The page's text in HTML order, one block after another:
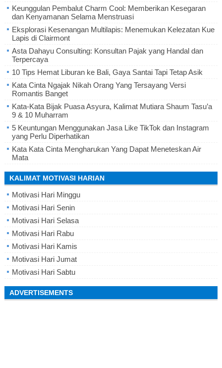
Keunggulan Pembalut Charm Cool: Memberikan Kesegaran
dan Kenyamanan Selama Menstruasi
Eksplorasi Kesenangan Multilapis: Menemukan Kelezatan Kue
Lapis di Clairmont
Asta Dahayu Consulting: Konsultan Pajak yang Handal dan
Terpercaya
10 Tips Hemat Liburan ke Bali, Gaya Santai Tapi Tetap Asik
Kata Cinta Ngajak Nikah Orang Yang Tersayang Versi
Romantis Banget
Kata-Kata Bijak Puasa Asyura, Kalimat Mutiara Shaum Tasu’a
9 & 10 Muharram
5 Keuntungan Menggunakan Jasa Like TikTok dan Instagram
yang Perlu Diperhatikan
Kata Kata Cinta Mengharukan Yang Dapat Meneteskan Air
Mata
KALIMAT MOTIVASI HARIAN
Motivasi Hari Minggu
Motivasi Hari Senin
Motivasi Hari Selasa
Motivasi Hari Rabu
Motivasi Hari Kamis
Motivasi Hari Jumat
Motivasi Hari Sabtu
ADVERTISEMENTS